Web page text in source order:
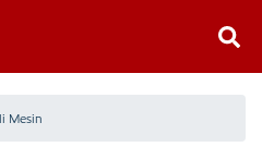
Mesin